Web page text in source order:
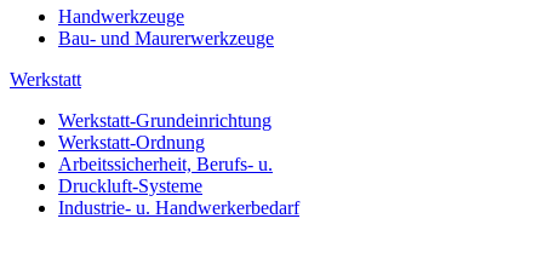
Handwerkzeuge
Bau- und Maurerwerkzeuge
Werkstatt
Werkstatt-Grundeinrichtung
Werkstatt-Ordnung
Arbeitssicherheit, Berufs- u.
Druckluft-Systeme
Industrie- u. Handwerkerbedarf